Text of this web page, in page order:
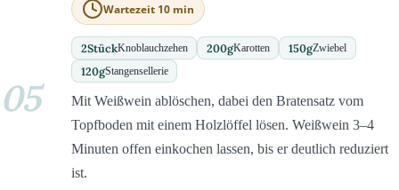
Wartezeit 10 min
2StückKnoblauchzehen 200gKarotten 150gZwiebel
120gStangensellerie
05
Mit Weißwein ablöschen, dabei den Bratensatz vom
Topfboden mit einem Holzlöffel lösen. Weißwein 3–4
Minuten offen einkochen lassen, bis er deutlich reduziert
ist.